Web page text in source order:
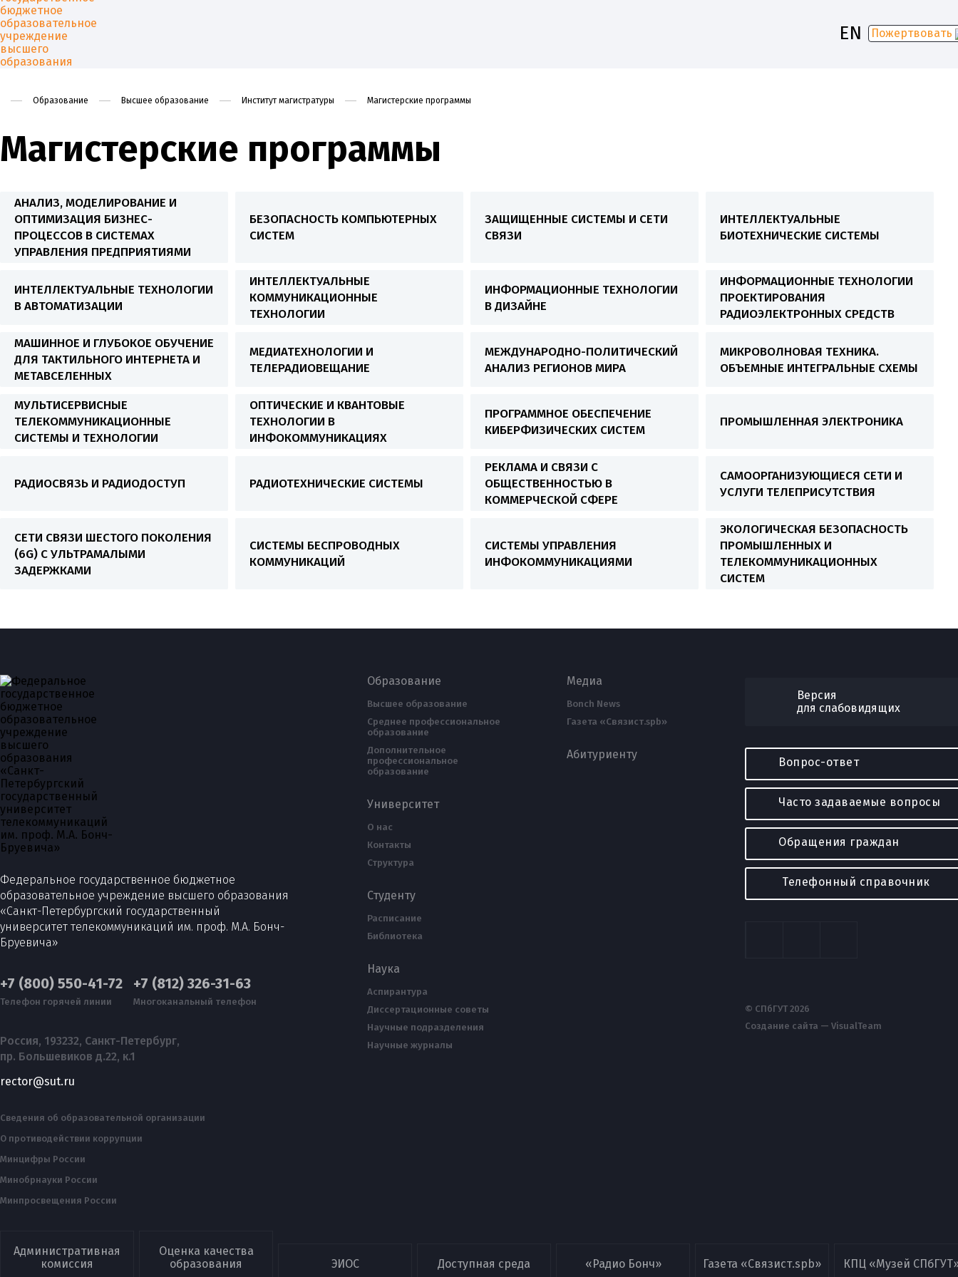
Университет Образование Наука Абитуриенту
EN Пожертвовать
Образование Высшее образование Институт магистратуры Магистерские программы
Магистерские программы
АНАЛИЗ, МОДЕЛИРОВАНИЕ И
ОПТИМИЗАЦИЯ БИЗНЕС-
ПРОЦЕССОВ В СИСТЕМАХ
УПРАВЛЕНИЯ ПРЕДПРИЯТИЯМИ
БЕЗОПАСНОСТЬ КОМПЬЮТЕРНЫХ
СИСТЕМ
ЗАЩИЩЕННЫЕ СИСТЕМЫ И СЕТИ
СВЯЗИ
ИНТЕЛЛЕКТУАЛЬНЫЕ
БИОТЕХНИЧЕСКИЕ СИСТЕМЫ
ИНТЕЛЛЕКТУАЛЬНЫЕ ТЕХНОЛОГИИ
В АВТОМАТИЗАЦИИ
ИНТЕЛЛЕКТУАЛЬНЫЕ
КОММУНИКАЦИОННЫЕ
ТЕХНОЛОГИИ
ИНФОРМАЦИОННЫЕ ТЕХНОЛОГИИ
В ДИЗАЙНЕ
ИНФОРМАЦИОННЫЕ ТЕХНОЛОГИИ
ПРОЕКТИРОВАНИЯ
РАДИОЭЛЕКТРОННЫХ СРЕДСТВ
МАШИННОЕ И ГЛУБОКОЕ ОБУЧЕНИЕ
ДЛЯ ТАКТИЛЬНОГО ИНТЕРНЕТА И
МЕТАВСЕЛЕННЫХ
МЕДИАТЕХНОЛОГИИ И
ТЕЛЕРАДИОВЕЩАНИЕ
МЕЖДУНАРОДНО-ПОЛИТИЧЕСКИЙ
АНАЛИЗ РЕГИОНОВ МИРА
МИКРОВОЛНОВАЯ ТЕХНИКА.
ОБЪЕМНЫЕ ИНТЕГРАЛЬНЫЕ СХЕМЫ
МУЛЬТИСЕРВИСНЫЕ
ТЕЛЕКОММУНИКАЦИОННЫЕ
СИСТЕМЫ И ТЕХНОЛОГИИ
ОПТИЧЕСКИЕ И КВАНТОВЫЕ
ТЕХНОЛОГИИ В
ИНФОКОММУНИКАЦИЯХ
ПРОГРАММНОЕ ОБЕСПЕЧЕНИЕ
КИБЕРФИЗИЧЕСКИХ СИСТЕМ
ПРОМЫШЛЕННАЯ ЭЛЕКТРОНИКА
РАДИОСВЯЗЬ И РАДИОДОСТУП РАДИОТЕХНИЧЕСКИЕ СИСТЕМЫ
РЕКЛАМА И СВЯЗИ С
ОБЩЕСТВЕННОСТЬЮ В
КОММЕРЧЕСКОЙ СФЕРЕ
САМООРГАНИЗУЮЩИЕСЯ СЕТИ И
УСЛУГИ ТЕЛЕПРИСУТСТВИЯ
СЕТИ СВЯЗИ ШЕСТОГО ПОКОЛЕНИЯ
(6G) С УЛЬТРАМАЛЫМИ
ЗАДЕРЖКАМИ
СИСТЕМЫ БЕСПРОВОДНЫХ
КОММУНИКАЦИЙ
СИСТЕМЫ УПРАВЛЕНИЯ
ИНФОКОММУНИКАЦИЯМИ
ЭКОЛОГИЧЕСКАЯ БЕЗОПАСНОСТЬ
ПРОМЫШЛЕННЫХ И
ТЕЛЕКОММУНИКАЦИОННЫХ
СИСТЕМ
Федеральное государственное бюджетное
образовательное учреждение высшего образования
«Санкт-Петербургский государственный
университет телекоммуникаций им. проф. М.А. Бонч-
Бруевича»
+7 (800) 550-41-72
Телефон горячей линии
+7 (812) 326-31-63
Многоканальный телефон
Россия, 193232, Санкт-Петербург,
пр. Большевиков д.22, к.1
rector@sut.ru
Сведения об образовательной организации
О противодействии коррупции
Минцифры России
Минобрнауки России
Минпросвещения России
Образование
Высшее образование
Среднее профессиональное
образование
Дополнительное
профессиональное
образование
Университет
О нас
Контакты
Структура
Студенту
Расписание
Библиотека
Наука
Аспирантура
Диссертационные советы
Научные подразделения
Научные журналы
Медиа
Bonch News
Газета «Связист.spb»
Абитуриенту
Версия
для слабовидящих
Вопрос-ответ
Часто задаваемые вопросы
Обращения граждан
Телефонный справочник
© СПбГУТ 2026
Создание сайта — VisualTeam
Административная
комиссия
Оценка качества
образования
ЭИОС Доступная среда «Радио Бонч» Газета «Связист.spb» КПЦ «Музей